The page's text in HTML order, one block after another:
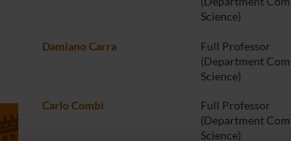
Science)
Damiano Carra
Full Professor
(Department
Science)
Carlo Combi
Full Professor
(Department
Science)